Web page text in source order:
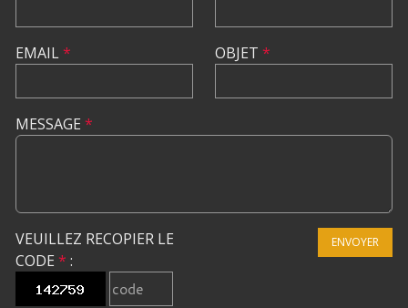
EMAIL* OBJET *
MESSAGE *
VEUILLEZ RECOPIER LE
CODE * :
ENVOYER